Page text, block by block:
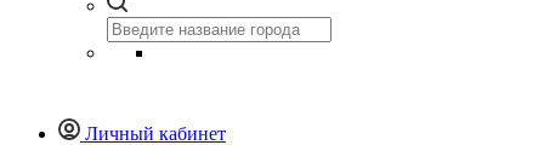
Личный кабинет